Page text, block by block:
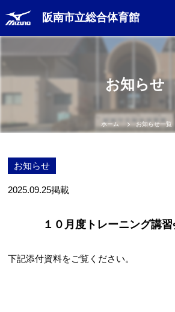
阪南市立総合体育館
お知らせ
ホーム お知らせ一覧
お知らせ
2025.09.25掲載
１０月度トレーニング講
下記添付資料をご覧ください。